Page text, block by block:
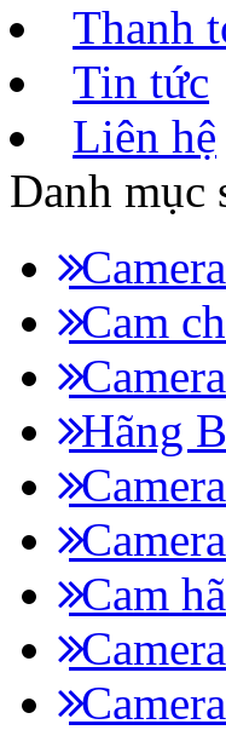
Thanh
Tin tức
Liên hệ
Danh mục
Cam
Hãng
Cam